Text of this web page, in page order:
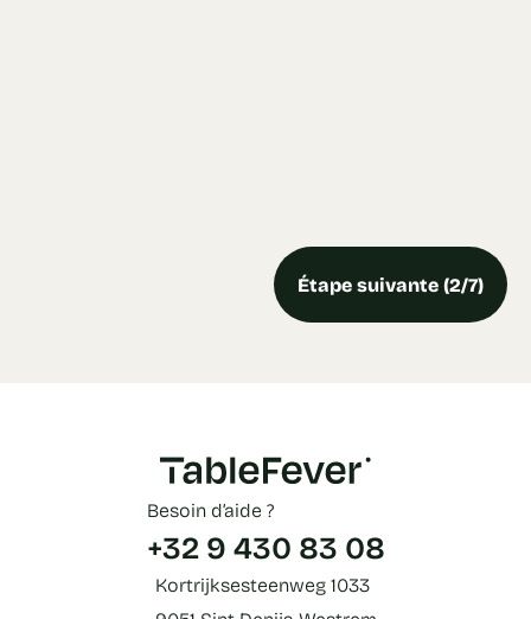
Étape suivante (2/7)
Besoin d’aide ?
+32 9 430 83 08
Kortrijksesteenweg 1033